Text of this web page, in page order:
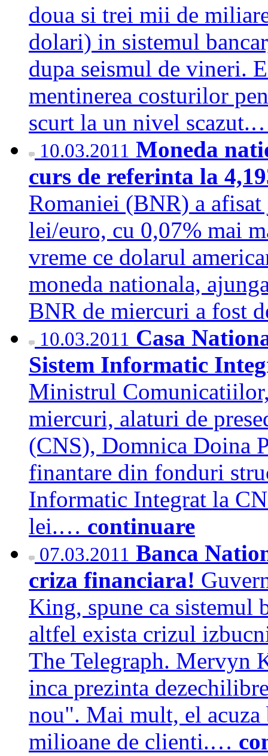
doua si trei mii de
dolari) in sistemul
dupa seismul de vineri.
mentinerea costurilor
scurt la un nivel
10.03.2011 Moneda
curs de referinta la
Romaniei (BNR) a
lei/euro, cu 0,07% mai
vreme ce dolarul
moneda nationala,
BNR de miercuri a fost
10.03.2011 Casa
Sistem Informatic
Ministrul
miercuri, alaturi de
(CNS), Domnica Doina
finantare din fonduri
Informatic Integrat la
lei.… continuare
07.03.2011 Banca
criza financiara!
King, spune ca sistemul
altfel exista crizul
The Telegraph. Mervyn
inca prezinta
nou". Mai mult, el
milioane de clienti.…